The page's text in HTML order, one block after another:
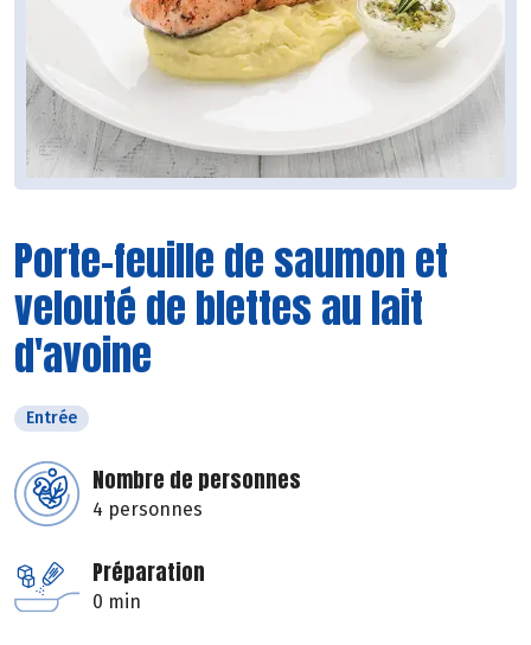
Porte-feuille de saumon et
velouté de blettes au lait
d'avoine
Entrée
Nombre de personnes
4 personnes
Préparation
0 min